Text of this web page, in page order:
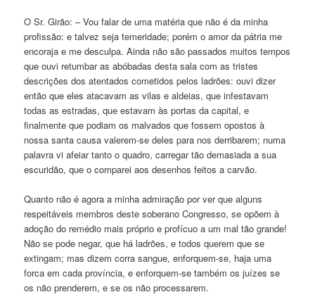
O Sr. Girão: – Vou falar de uma matéria que não é da minha
profissão: e talvez seja temeridade; porém o amor da pátria me
encoraja e me desculpa. Ainda não são passados muitos tempos
que ouvi retumbar as abóbadas desta sala com as tristes
descrições dos atentados cometidos pelos ladrões: ouvi dizer
então que eles atacavam as vilas e aldeias, que infestavam
todas as estradas, que estavam às portas da capital, e
finalmente que podiam os malvados que fossem opostos à
nossa santa causa valerem-se deles para nos derribarem; numa
palavra vi afeiar tanto o quadro, carregar tão demasiada a sua
escuridão, que o comparei aos desenhos feitos a carvão.
Quanto não é agora a minha admiração por ver que alguns
respeitáveis membros deste soberano Congresso, se opõem à
adoção do remédio mais próprio e profícuo a um mal tão grande!
Não se pode negar, que há ladrões, e todos querem que se
extingam; mas dizem corra sangue, enforquem-se, haja uma
forca em cada província, e enforquem-se também os juízes se
os não prenderem, e se os não processarem.